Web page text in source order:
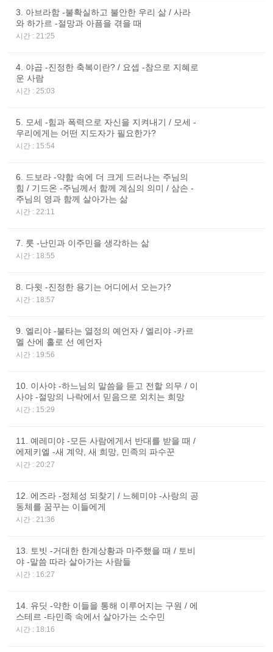
3. 아브라함 -불확실하고 불안한 우리 삶 / 사라
와 하가르 -절망과 아픔을 겪을 때
시간 : 21:25
4. 야곱 -진정한 축복이란? / 요셉 -참으로 지혜로
운 사람
시간 : 25:03
5. 모세 -힘과 폭력으로 자신을 지켜내기 / 모세 -
우리에게는 어떤 지도자가 필요한가?
시간 : 15:54
6. 드보라 -약함 속에 더 크게 드러나는 주님의
힘 / 기드온 -주님께서 함께 계심의 의미 / 삼손 -
주님의 영과 함께 살아가는 삶
시간 : 22:11
7. 룻 -난민과 이주민을 생각하는 삶
시간 : 18:55
8. 다윗 -진정한 용기는 어디에서 오는가?
시간 : 18:57
9. 엘리야 -불타는 열정의 예언자 / 엘리야 -카르
멜 산에 홀로 선 예언자
시간 : 19:56
10. 이사야 -하느님의 말씀을 듣고 전할 의무 / 이
사야 -절망의 나락에서 믿음으로 외치는 희망
시간 : 15:29
11. 예레미야 -모든 사람에게서 반대를 받을 때 /
에제키엘 -새 계약, 새 희망, 민족의 파수꾼
시간 : 20:27
12. 에즈라 -정체성 되찾기 / 느헤미야 -사랑의 공
동체를 꿈꾸는 이들에게
시간 : 21:36
13. 토빗 -거대한 한계상황과 마주했을 때 / 토비
야 -말씀 따라 살아가는 사람들
시간 : 16:27
14. 유딧 -약한 이들을 통해 이루어지는 구원 / 에
스테르 -타민족 속에서 살아가는 소수민
시간 : 18:16